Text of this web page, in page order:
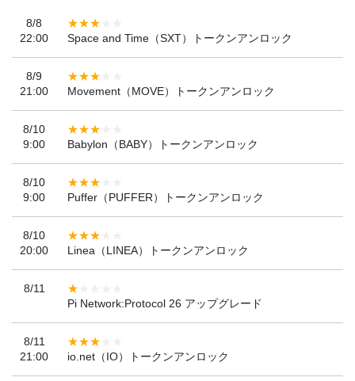
8/8
22:00
Space and Time（SXT）トークンアンロック
8/9
21:00
Movement（MOVE）トークンアンロック
8/10
9:00
Babylon（BABY）トークンアンロック
8/10
9:00
Puffer（PUFFER）トークンアンロック
8/10
20:00
Linea（LINEA）トークンアンロック
8/11
Pi Network:Protocol 26 アップグレード
8/11
21:00
io.net（IO）トークンアンロック